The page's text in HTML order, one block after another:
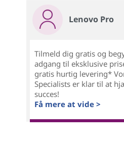
Lenovo Pro
Tilmeld dig gratis og
adgang til eksklusive
gratis hurtig levering*
Specialists er klar til at
succes!
Få mere at vide >